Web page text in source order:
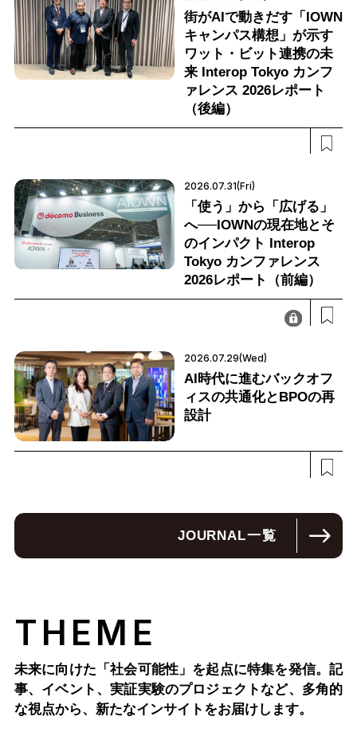
街がAIで動きだす「IOWN
キャンパス構想」が示す
ワット・ビット連携の未
来 Interop Tokyo カンフ
ァレンス 2026レポート
（後編）
2026.07.31(Fri)
「使う」から「広げる」
へ──IOWNの現在地とそ
のインパクト Interop
Tokyo カンファレンス
2026レポート（前編）
2026.07.29(Wed)
AI時代に進むバックオフ
ィスの共通化とBPOの再
設計
JOURNAL一覧
THEME
未来に向けた「社会可能性」を起点に特集を発信。記
事、イベント、実証実験のプロジェクトなど、多角的
な視点から、新たなインサイトをお届けします。